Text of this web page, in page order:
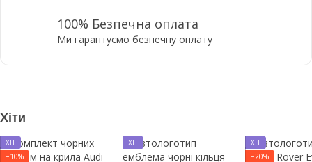
100% Безпечна оплата
Ми гарантуємо безпечну оплату
Хіти
ХІТ
−10%
ХІТ
ХІТ
−20%